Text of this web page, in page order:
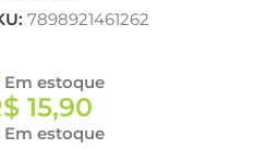
7898921461262
Em estoque
15,90
Em estoque